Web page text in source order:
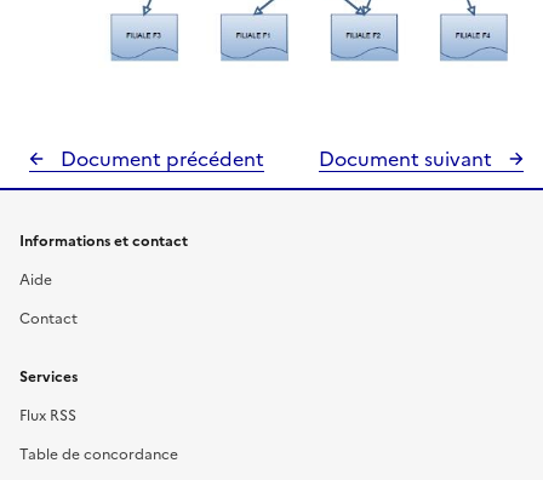
Document précédent Document suivant
Informations et contact
Aide
Contact
Services
Flux RSS
Table de concordance